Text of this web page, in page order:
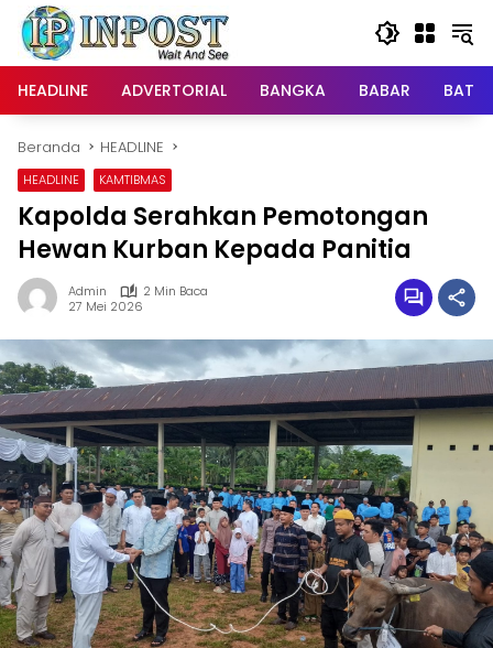
Langsung
konten
HEADLINE
ADVERTORIAL BANGKA BABAR
Beranda HEADLINE
HEADLINE KAMTIBMAS
Kapolda Serahkan Pemotongan
Hewan Kurban Kepada Panitia
Admin
2 Min Baca
27 Mei 2026